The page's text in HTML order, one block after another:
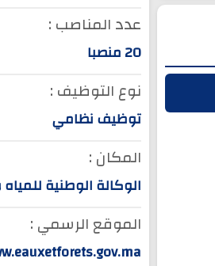
عدد المناصب :
20 منصبا
نوع التوظيف :
توظيف نظامي
المكان :
الوكالة الوطنية
الموقع الرسمي :